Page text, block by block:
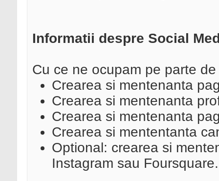
Informatii despre Social
Cu ce ne ocupam pe parte
Crearea si mentenanta
Crearea si mentenanta
Crearea si mentenanta
Crearea si mententanta
Optional: crearea si
Instagram sau Foursquare.